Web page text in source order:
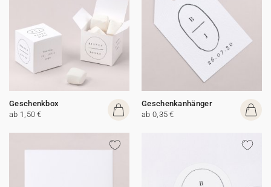
Geschenkbox
ab 1,50 €
Geschenkanhänger
ab 0,35 €